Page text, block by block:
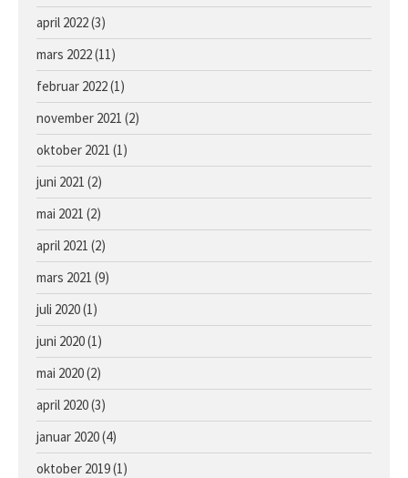
april 2022(3)
mars 2022(11)
februar 2022(1)
november 2021 (2)
oktober 2021 (1)
juni 2021 (2)
mai 2021 (2)
april 2021 (2)
mars 2021 (9)
juli 2020(1)
juni 2020(1)
mai 2020(2)
april 2020(3)
januar 2020(4)
oktober 2019(1)